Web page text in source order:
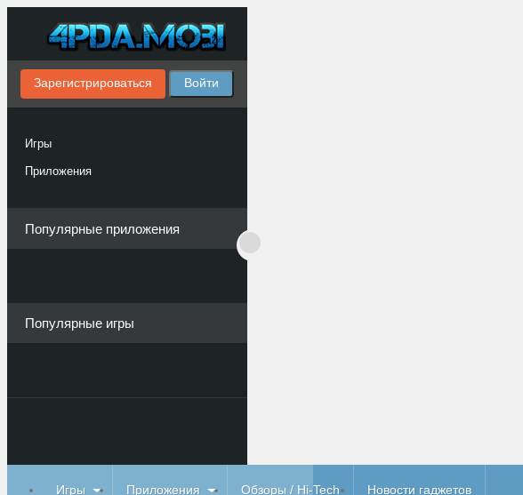
Зарегистрироваться Войти
Игры
Приложения
Популярные приложения
Популярные игры
Игры Приложения Обзоры / Hi-Tech Новости гаджетов